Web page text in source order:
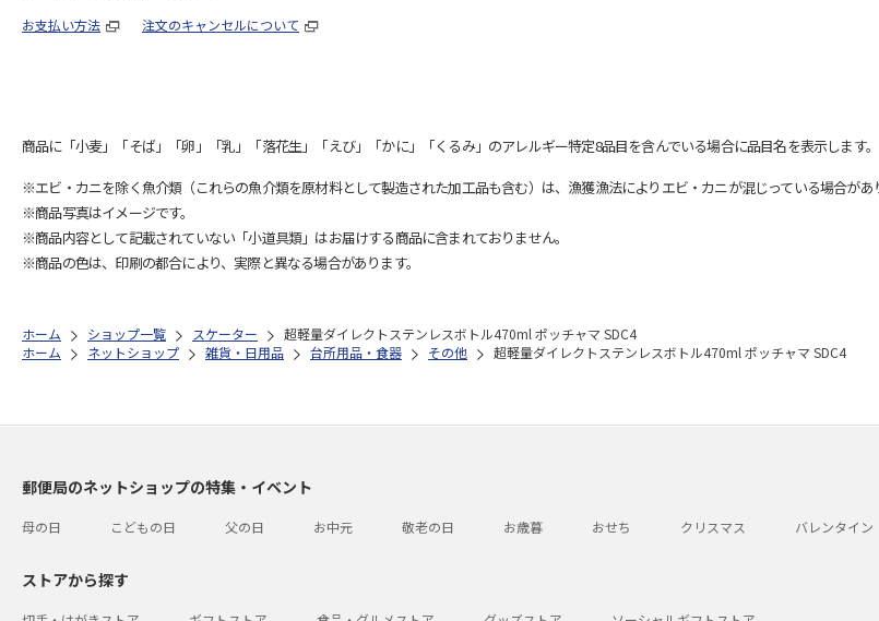
お支払い方法 注文のキャンセルについて
商品に「小麦」「そば」「卵」「乳」「落花生」「えび」「かに」「くるみ」のアレルギー特定8品目を含んでいる場合に品目名を表示します。
※エビ・カニを除く魚介類（これらの魚介類を原材料として製造された加工品も含む）は、漁獲漁法によりエビ・カニが混じっている場合が
※商品写真はイメージです。
※商品内容として記載されていない「小道具類」はお届けする商品に含まれておりません。
※商品の色は、印刷の都合により、実際と異なる場合があります。
ホーム ショップ一覧 スケーター
超軽量ダイレクトステンレスボトル470ml ポッチャマ SDC4
ホーム
ネットショップ 雑貨・日用品 台所用品・食器 その他 超軽量ダイレクトステンレスボトル470ml ポッチャマ SDC4
郵便局のネットショップの特集・イベント
母の日 こどもの日 父の日 お中元 敬老の日 お歳暮 おせち クリスマス バレンタイン
ストアから探す